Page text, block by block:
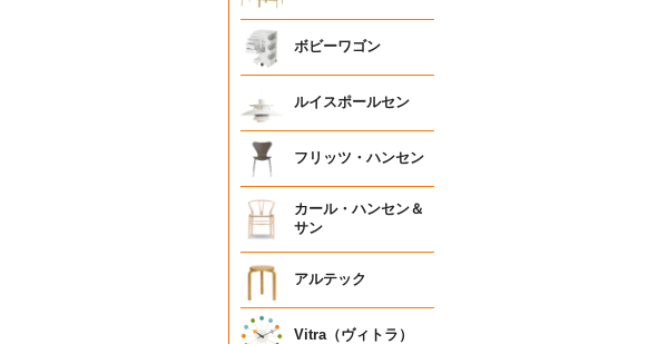
ボビーワゴン
ルイスポールセン
フリッツ・ハンセン
カール・ハンセン＆
サン
アルテック
Vitra（ヴィトラ）